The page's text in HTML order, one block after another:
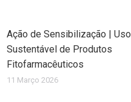
Ação de Sensibilização | Uso
Sustentável de Produtos
Fitofarmacêuticos
11 Março 2026